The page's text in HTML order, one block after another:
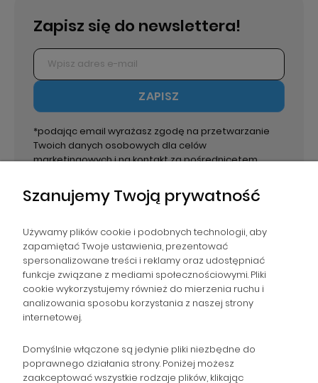
Zapisz się do newslettera!
ZAPISZ
*podając email wyrażasz zgodę na przetwarzanie
Twoich danych osobowych dla celów
marketingowych i na kontakt za pośrednicetem
NAWIGACJA
POMOC
ZAMÓWIENIA
Szanujemy Twoją prywatność
Używamy plików cookie i podobnych technologii, aby
zapamiętać Twoje ustawienia, prezentować
spersonalizowane treści i reklamy oraz udostępniać
funkcje związane z mediami społecznościowymi. Pliki
cookie wykorzystujemy również do mierzenia ruchu i
analizowania sposobu korzystania z naszej strony
internetowej.
Domyślnie włączone są jedynie pliki niezbędne do
poprawnego działania strony. Poniżej możesz
zaakceptować wszystkie rodzaje plików, klikając